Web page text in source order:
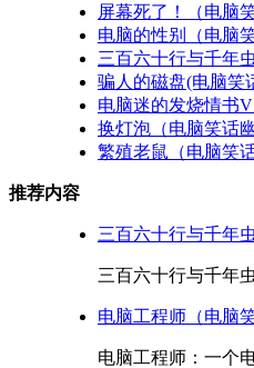
屏幕死了！（电脑
电脑的性别（电脑
三百六十行与千年
骗人的磁盘(电脑笑
电脑迷的发烧情书
换灯泡（电脑笑话幽
繁殖老鼠（电脑笑
推荐内容
三百六十行与千年
三百六十行与千年
电脑工程师（电脑
电脑工程师：一个